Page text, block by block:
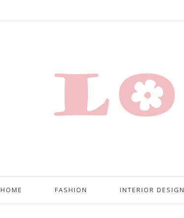
HOME FASHION INTERIOR DESIGN